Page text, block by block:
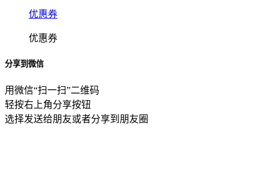
优惠券
优惠券
分享到微信
用微信“扫一扫”二维码
轻按右上角分享按钮
选择发送给朋友或者分享到朋友圈